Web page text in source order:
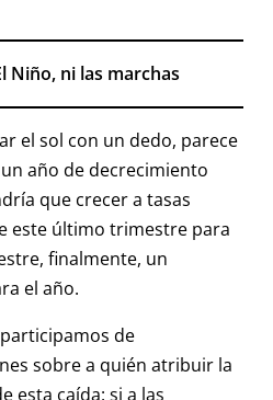
Niño, ni las marchas
el sol con un dedo, parece
año de decrecimiento
que crecer a tasas
este último trimestre para
finalmente, un
el año.
de
sobre a quién atribuir la
esta caída: si a las